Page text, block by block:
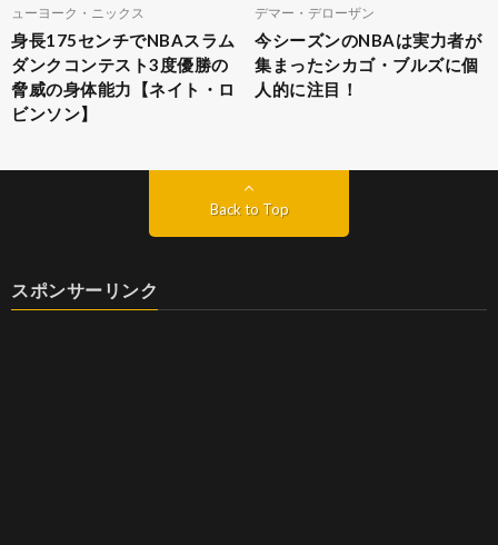
ューヨーク・ニックス
身長175センチでNBAスラム
ダンクコンテスト3度優勝の
脅威の身体能力【ネイト・ロ
ビンソン】
デマー・デローザン
今シーズンのNBAは実力者が
集まったシカゴ・ブルズに個
人的に注目！
Back to Top
スポンサーリンク